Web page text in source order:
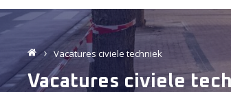
Vacatures civiele techniek
Vacatures civiele